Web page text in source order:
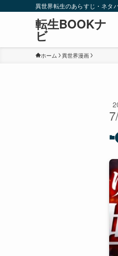
異世界転生のあらすじ・ネタ
転生BOOKナ
ビ
ホーム 異世界漫画